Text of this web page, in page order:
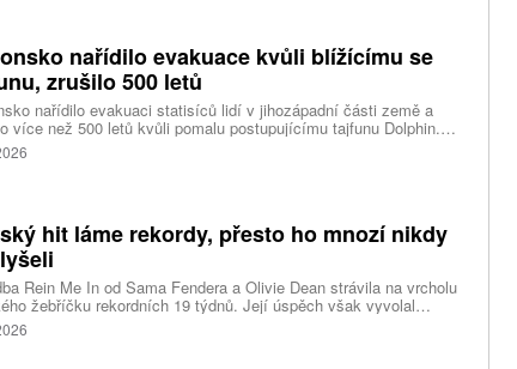
Reuters.nařídilo evakuace kvůli blížícímu se
zrušilo 500 letů
nařídilo evakuaci statisíců lidí v jihozápadní části země a
více než 500 letů kvůli pomalu postupujícímu tajfunu Dolphin.
meteorologů přinese tajfun do oblasti silný vítr, prudký déšť a
vlny, píše agentura Reuters. Dolphin je tajfunem první, tedy
meteorologická agentura (JMA).
hit láme rekordy, přesto ho mnozí nikdy
Rein Me In od Sama Fendera a Olivie Dean strávila na vrcholu
žebříčku rekordních 19 týdnů. Její úspěch však vyvolal
reakci. Řada lidí tvrdí, že píseň nikdy neslyšela. Hudební
totiž rozdělil do menších skupin, které poslouchají úplně jiné